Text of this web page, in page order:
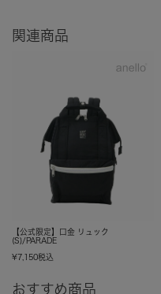
関連商品
【公式限定】口金 リュック
(S)/PARADE
¥7,150税込
おすすめ商品